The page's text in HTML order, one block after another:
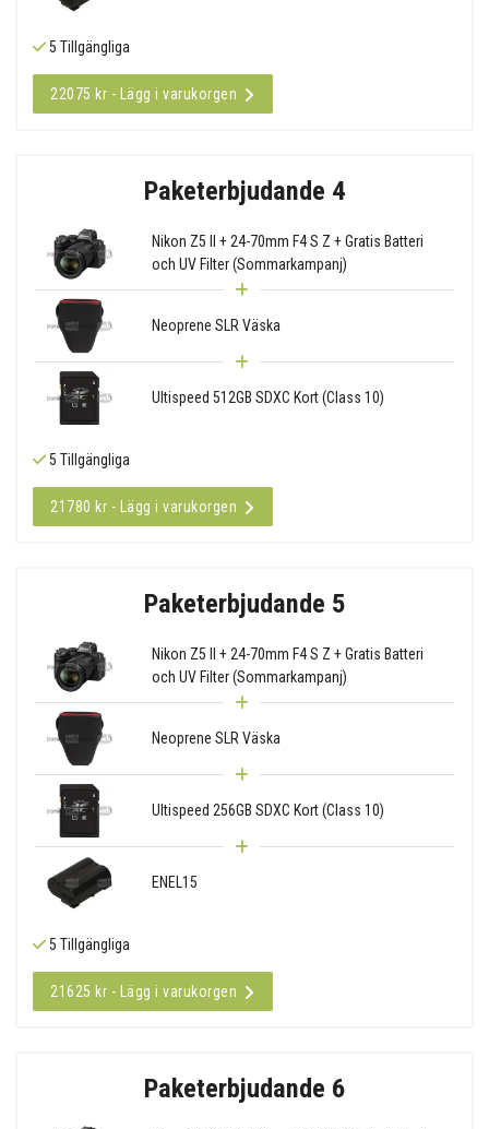
5 Tillgängliga
22075 kr - Lägg i varukorgen
Paketerbjudande 4
Nikon Z5 II + 24-70mm F4 S Z + Gratis Batteri
och UV Filter (Sommarkampanj)
Neoprene SLR Väska
Ultispeed 512GB SDXC Kort (Class 10)
5 Tillgängliga
21780 kr - Lägg i varukorgen
Paketerbjudande 5
Nikon Z5 II + 24-70mm F4 S Z + Gratis Batteri
och UV Filter (Sommarkampanj)
Neoprene SLR Väska
Ultispeed 256GB SDXC Kort (Class 10)
ENEL15
5 Tillgängliga
21625 kr - Lägg i varukorgen
Paketerbjudande 6